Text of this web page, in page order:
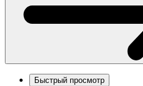
Быстрый просмотр